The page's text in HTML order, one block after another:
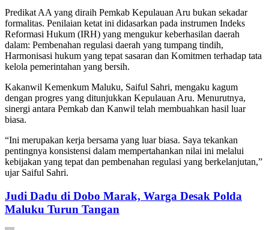
Predikat AA yang diraih Pemkab Kepulauan Aru bukan sekadar
formalitas. Penilaian ketat ini didasarkan pada instrumen Indeks
Reformasi Hukum (IRH) yang mengukur keberhasilan daerah
dalam: Pembenahan regulasi daerah yang tumpang tindih,
Harmonisasi hukum yang tepat sasaran dan Komitmen terhadap tata
kelola pemerintahan yang bersih.
Kakanwil Kemenkum Maluku, Saiful Sahri, mengaku kagum
dengan progres yang ditunjukkan Kepulauan Aru. Menurutnya,
sinergi antara Pemkab dan Kanwil telah membuahkan hasil luar
biasa.
“Ini merupakan kerja bersama yang luar biasa. Saya tekankan
pentingnya konsistensi dalam mempertahankan nilai ini melalui
kebijakan yang tepat dan pembenahan regulasi yang berkelanjutan,”
ujar Saiful Sahri.
Judi Dadu di Dobo Marak, Warga Desak Polda
Maluku Turun Tangan